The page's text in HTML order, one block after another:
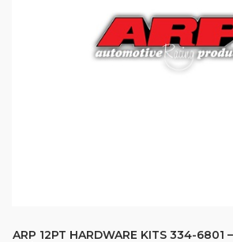
ARP 12PT HARDWARE KITS 334-6801